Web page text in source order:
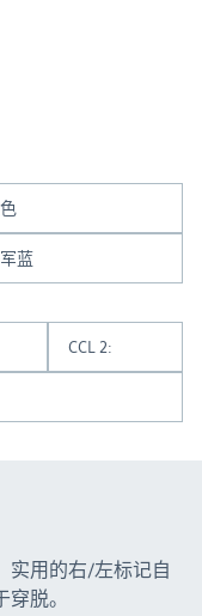
蓝
CCL 2:
实用的右/左标记自
脱。